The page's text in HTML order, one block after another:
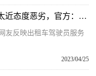
三亚一出租车司机抱怨乘客目的地太近态度恶劣，官方：开除并列入行业黑名单
友反映出租车驾驶员服务
2023/04/25